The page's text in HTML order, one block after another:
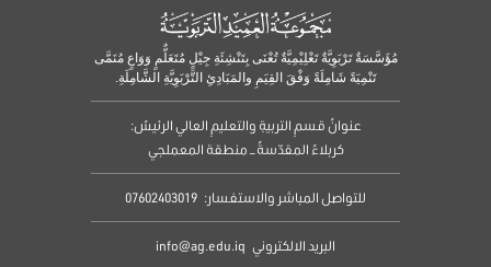
مُؤَسَّسَةٌ تَرْبَوِيَّةٌ تَعْلِيْمِيَّةٌ تُعْنَى بِتَنْشِئَةِ جِيْلٍ مُتَعَلٌّمٍ وَوَاعٍ مُنَمَّى
تَنْمِيَةً شَامِلَةً وَفْقَ القِيَمِ والمَبَادِئِ التَّرْبَوِيَّةِ الشَّامِلَةِ.
عنوانُ قسمِ التربيةِ والتعليمِ العالي الرئيسُ:
كربلاءُ المقدّسةُ – منطقة المعملجي
للتواصل المباشر والاستفسار: 07602403019
البريد الالكتروني info@ag.edu.iq